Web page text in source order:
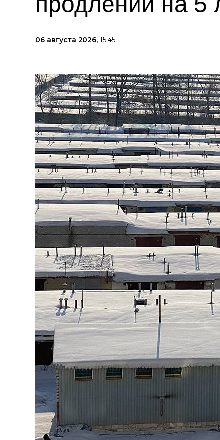
06 августа 2026, 15:45